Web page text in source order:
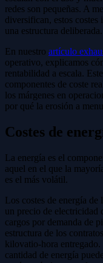
redes son pequeñas. A
diversifican, estos
una estructura deliberada.
En nuestro artículo
operativo, explicamos
rentabilidad a escala.
componentes de coste
los márgenes en
por qué la erosión a
Costes de
La energía es el
aquel en el que la
es el más volátil.
Los costes de energía de
un precio de electricidad
cargos por demanda de
estructura de los
kilovatio-hora entregado.
cantidad de energía